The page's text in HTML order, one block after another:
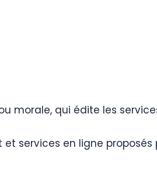
ou morale, qui édite les
services en ligne